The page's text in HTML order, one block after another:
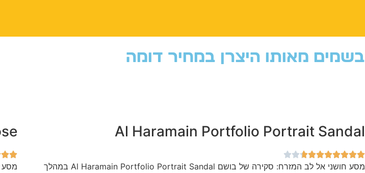
בשמים מאותו היצרן במחיר דומה
Al Haramain Portfolio Portrait Sandal
מסע חושני אל לב המזרח: סקירה של בושם Al Haramain Portfolio Portrait Sandal במהלך